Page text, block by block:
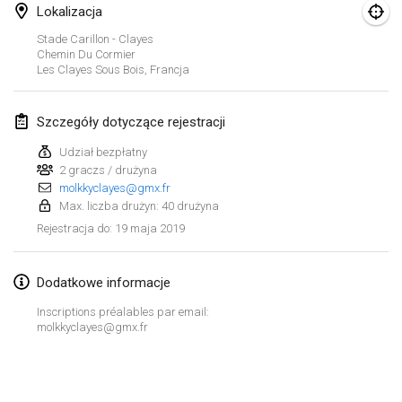
Lokalizacja
Stade Carillon - Clayes
Chemin Du Cormier
Les Clayes Sous Bois Francja
Szczegóły dotyczące rejestracji
Udział bezpłatny
2 graczs / drużyna
molkkyclayes@gmx.fr
Max. liczba drużyn: 40 drużyna
Rejestracja do: 19 maja 2019
Dodatkowe informacje
Inscriptions préalables par email:
molkkyclayes@gmx.fr
luty 2019
Kotka Mölkky Open Indoor
Lumi Mölkky
9 lut 2019 |Finlandia
Tournoi de la St Valentin
OTH
16 lut 2019 | Finlandia